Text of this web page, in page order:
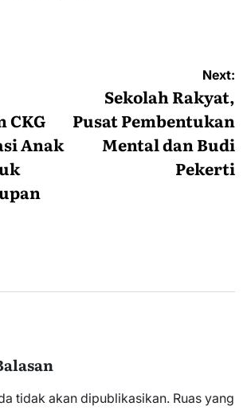
CKG
Anak
Next:
Sekolah Rakyat,
Pusat Pembentukan
Mental dan Budi
Pekerti
tidak akan dipublikasikan. Ruas yang